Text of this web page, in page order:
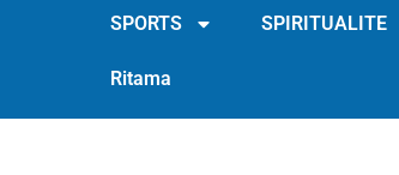
SPORTS SPIRITUALITE
Ritama